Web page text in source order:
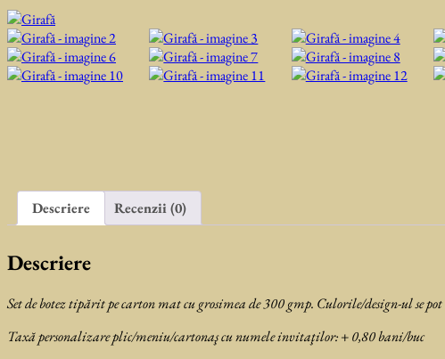
Descriere Recenzii (0)
Descriere
Set de botez tipărit pe carton mat cu grosimea de 300 gmp. Culorile/design-ul se
Taxă personalizare plic/meniu/cartonaş cu numele invitaţilor: + 0,80 bani/buc